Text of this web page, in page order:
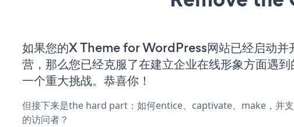
如果您的X Theme for WordPress网站已经启动并
营，那么您已经克服了在建立企业在线形象方面遇到
一个重大挑战。恭喜你！
但接下来是the hard part：如何entice、captivate、make，并
的访问者？